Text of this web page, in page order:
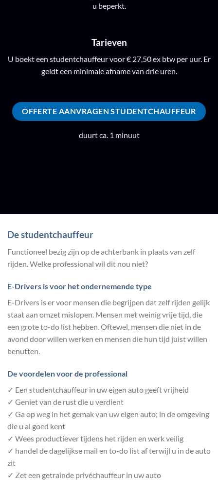
u beperkt.
Tarieven
U boekt een studentchauffeur voor € 27,50 ex btw per uur. Er
geldt een minimale afname van drie uren.
OFFERTE AANVRAGEN STUDENTCHAUFFEUR
duurt ca. 1 minuut
De studentchauffeur
Functioneel bezig zijn op de achterbank in plaats van zelf
rijden. Welke professional wil dit nou niet?
E-Drivers is voor het ondernemende type
E-Drivers is er voor mensen die begrijpen dat zelf rijden gelijk
staat aan omzet mislopen. Mensen met weinig vrije tijd, die
een grote to-do list hebben. Oftewel, mensen die niet in de
avond door willen werken en mensen die hun tijd juist willen
benutten.
De voordelen voor de professional
✓ Een studentchauffeur in uw eigen auto geeft vrijheid
✓ Geniet van de rust die u verdient
✓ Ga op weg in het gemak van uw eigen auto; in de omgeving
die u al goed kent
✓ Wees productiever tijdens het rijden en werk veilig
✓ handel de dagelijkse mail en to-do list af terwijl u in de auto
zit
✓ Zet een getrainde privéchauffeur in uw auto